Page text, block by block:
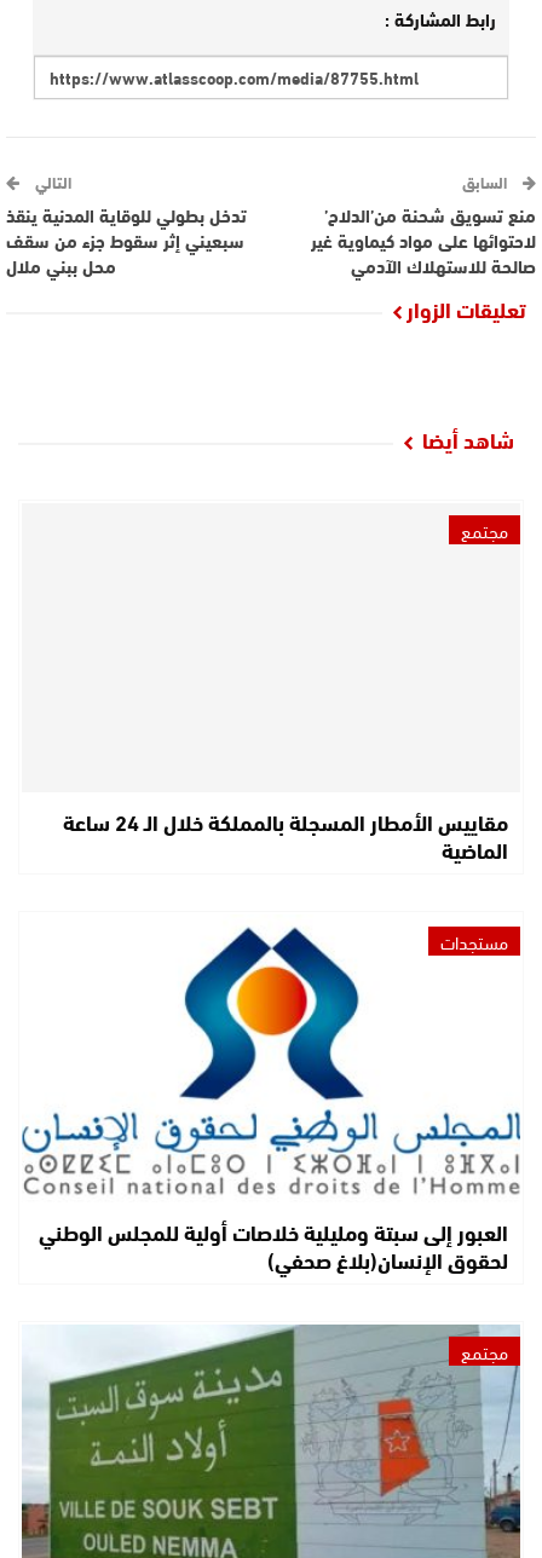
رابط المشاركة :
السابق
منع تسويق شحنة من’الدلاح’
لاحتوائها على مواد كيماوية غير
صالحة للاستهلاك الآدمي
التالي
تدخل بطولي للوقاية المدنية ينقذ
سبعيني إثر سقوط جزء من سقف
محل ببني ملال
تعليقات الزوار
شاهد أيضا
مجتمع
مقاييس الأمطار المسجلة بالمملكة خلال الـ 24 ساعة
الماضية
مستجدات
العبور إلى سبتة ومليلية خلاصات أولية للمجلس الوطني
لحقوق الإنسان(بلاغ صحفي)
مجتمع